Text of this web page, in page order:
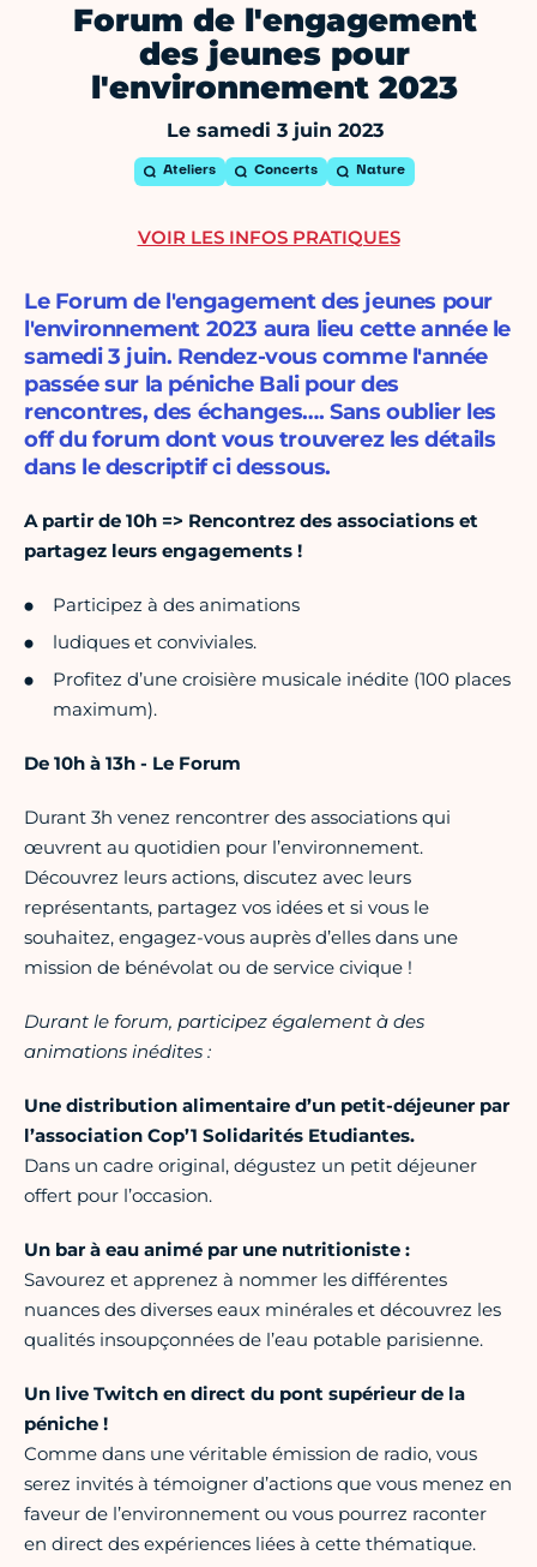
Forum de l'engagement
des jeunes pour
l'environnement 2023
Le samedi 3 juin 2023
Ateliers Concerts Nature
Le Forum de l'engagement des jeunes pour
l'environnement 2023 aura lieu cette année le
samedi 3 juin. Rendez-vous comme l'année
passée sur la péniche Bali pour des
rencontres, des échanges…. Sans oublier les
off du forum dont vous trouverez les détails
dans le descriptif ci dessous.
A partir de 10h => Rencontrez des associations et
partagez leurs engagements !
Participez à des animations
ludiques et conviviales.
Profitez d’une croisière musicale inédite (100 places
maximum).
De 10h à 13h - Le Forum
Durant 3h venez rencontrer des associations qui
œuvrent au quotidien pour l’environnement.
Découvrez leurs actions, discutez avec leurs
représentants, partagez vos idées et si vous le
souhaitez, engagez-vous auprès d’elles dans une
mission de bénévolat ou de service civique !
Durant le forum, participez également à des
animations inédites :
Une distribution alimentaire d’un petit-déjeuner par
l’association Cop’1 Solidarités Etudiantes.
Dans un cadre original, dégustez un petit déjeuner
offert pour l’occasion.
Un bar à eau animé par une nutritioniste :
Savourez et apprenez à nommer les différentes
nuances des diverses eaux minérales et découvrez les
qualités insoupçonnées de l’eau potable parisienne.
Un live Twitch en direct du pont supérieur de la
péniche !
Comme dans une véritable émission de radio, vous
serez invités à témoigner d’actions que vous menez en
faveur de l’environnement ou vous pourrez raconter
en direct des expériences liées à cette thématique.
VOIR LES INFOS PRATIQUES